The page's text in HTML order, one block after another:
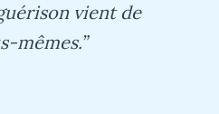
vient de
mêmes.”